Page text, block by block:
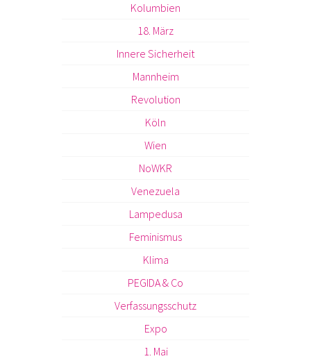
Kolumbien
18. März
Innere Sicherheit
Mannheim
Revolution
Köln
Wien
NoWKR
Venezuela
Lampedusa
Feminismus
Klima
PEGIDA & Co
Verfassungsschutz
Expo
1. Mai